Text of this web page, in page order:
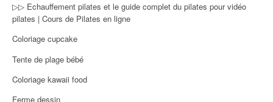
▷▷ Echauffement pilates et le guide complet du pilates pour vidéo
pilates | Cours de Pilates en ligne
Coloriage cupcake
Tente de plage bébé
Coloriage kawaii food
Ferme dessin